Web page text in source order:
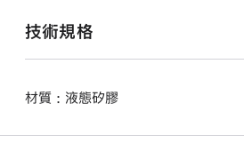
技術規格
材質 : 液態矽膠